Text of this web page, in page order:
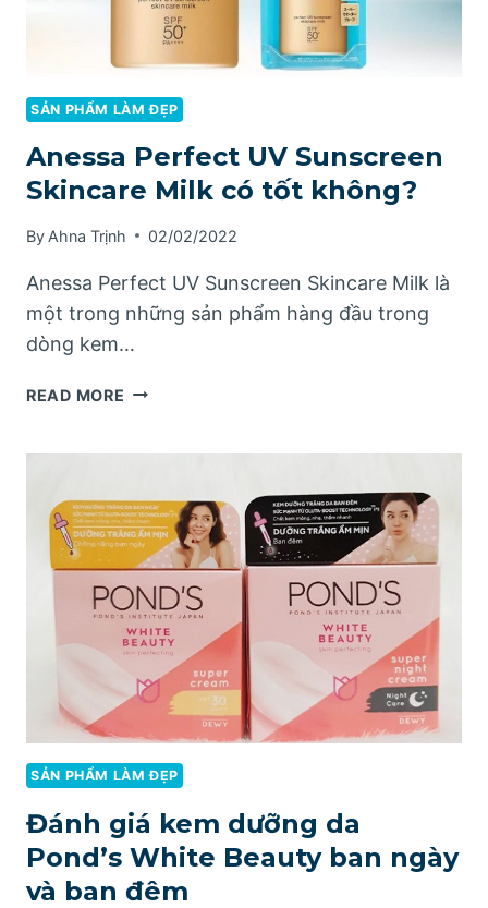
SẢN PHẨM LÀM ĐẸP
Anessa Perfect UV Sunscreen
Skincare Milk có tốt không?
By Ahna Trịnh 02/02/2022
Anessa Perfect UV Sunscreen Skincare Milk là
một trong những sản phẩm hàng đầu trong
dòng kem…
READ MORE ANESSA
MILK
CÓ
TỐT
KHÔNG?
SẢN PHẨM LÀM ĐẸP
Đánh giá kem dưỡng da
Pond’s White Beauty ban ngày
và ban đêm